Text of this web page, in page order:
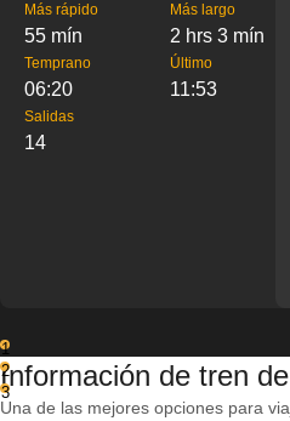
Más rápido
55 mín
Más largo
2 hrs 3 mín
Temprano
06:20
Último
11:53
Salidas
14
1
2
3
Información de tren
Una de las mejores opciones para